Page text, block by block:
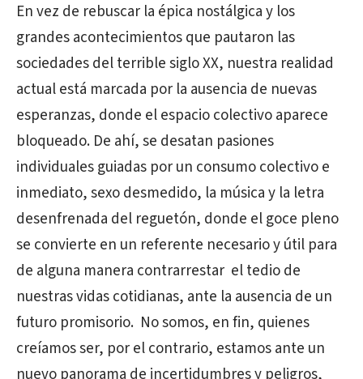
En vez de rebuscar la épica nostálgica y los
grandes acontecimientos que pautaron las
sociedades del terrible siglo XX, nuestra realidad
actual está marcada por la ausencia de nuevas
esperanzas, donde el espacio colectivo aparece
bloqueado. De ahí, se desatan pasiones
individuales guiadas por un consumo colectivo e
inmediato, sexo desmedido, la música y la letra
desenfrenada del reguetón, donde el goce pleno
se convierte en un referente necesario y útil para
de alguna manera contrarrestar el tedio de
nuestras vidas cotidianas, ante la ausencia de un
futuro promisorio. No somos, en fin, quienes
creíamos ser, por el contrario, estamos ante un
nuevo panorama de incertidumbres y peligros,